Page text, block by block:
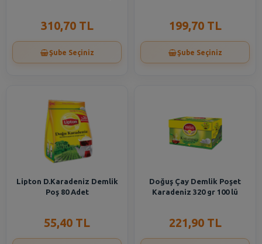
310,70 TL
Şube Seçiniz
199,70 TL
Şube Seçiniz
Lipton D.Karadeniz Demlik
Poş 80 Adet
55,40 TL
Doğuş Çay Demlik Poşet
Karadeniz 320 gr 100 lü
221,90 TL